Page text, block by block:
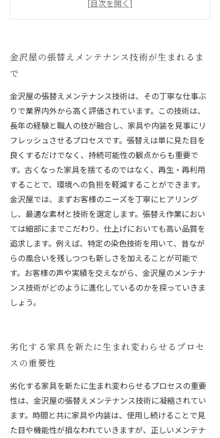
実績豊かな職人の技術が仕上がりを左右する
品質の高い仕上がりを実現するための秘密
金沢屋の理念とお客様の声に学ぶ、業界の未来
への展望
金沢屋の張替えメンテナンス技術が生まれるま
で
金沢屋の張替えメンテナンス技術は、その丁寧な仕事ぶ
りで業界内外から高く評価されています。この技術は、
長年の経験と職人の技が融合し、家具や内装を見事にリ
フレッシュさせるプロセスです。張替えは単に見た目を
良くするだけでなく、持続可能性の観点からも重要で
す。古くなった家具を捨てるのではなく、再生・再利用
することで、環境への負担を軽減することができます。
金沢屋では、まずお客様のニーズを丁寧にヒアリング
し、最適な素材と技術を選定します。張替え作業におい
ては細部にまでこだわり、仕上げにおいても高い品質を
追求します。例えば、特定の染色技術を用いて、昔なが
らの風合いを残しつつも新しさを加えることが可能で
す。お客様の声や実績を交えながら、金沢屋のメンテナ
ンス技術がどのように進化しているのかを探っていきま
しょう。
劣化する家具を新たに生まれ変わらせるプロセ
スの重要性
劣化する家具を新たに生まれ変わらせるプロセスの重要
性は、金沢屋の張替えメンテナンス技術に凝縮されてい
ます。時間と共に家具や内装は、使用し続けることで見
た目や機能性が損なわれていきますが、正しいメンテナ